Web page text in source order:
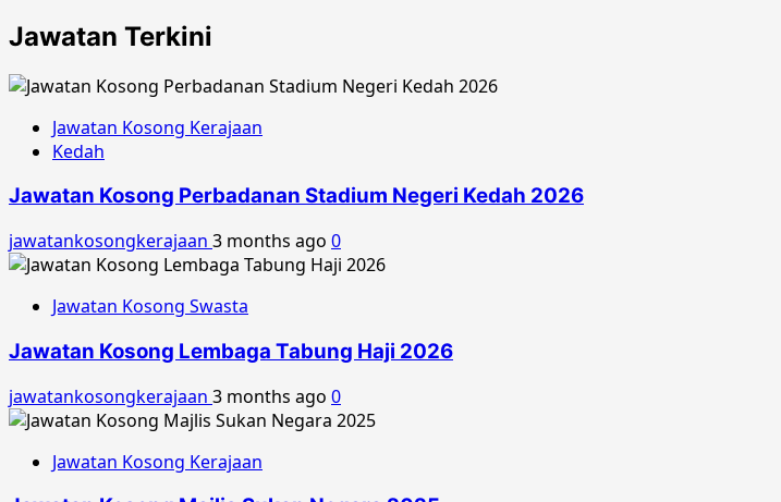
Jawatan Terkini
Jawatan Kosong Kerajaan
Kedah
Jawatan Kosong Perbadanan Stadium Negeri Kedah 2026
jawatankosongkerajaan 3 months ago 0
Jawatan Kosong Swasta
Jawatan Kosong Lembaga Tabung Haji 2026
jawatankosongkerajaan 3 months ago 0
Jawatan Kosong Kerajaan